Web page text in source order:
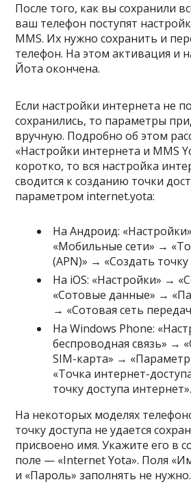
После того, как вы сохранили
ваш телефон поступят
MMS. Их нужно сохранить и
телефон. На этом активация и
Йота окончена.
Если настройки интернета не
сохранились, то параметры
вручную. Подробно об этом
«Настройки интернета и MMS
коротко, то вся настройка
сводится к созданию точки
параметром internet.yota:
На Андроид:
«Мобильные сети» →
(APN)» → «Создать точку
На iOS: «Настройки» →
«Сотовые данные» →
→ «Сотовая сеть
На Windows Phone:
беспроводная связь» →
SIM-карта» →
«Точка интернет-
точку доступа интернет».
На некоторых моделях
точку доступа не удается
присвоено имя. Укажите его в
поле — «Internet Yota». Поля
и «Пароль» заполнять не нужно.